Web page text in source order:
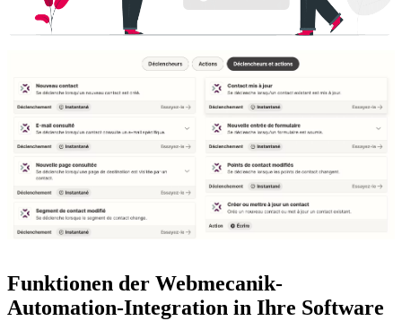
Funktionen der Webmecanik-
Automation-Integration in Ihre Software